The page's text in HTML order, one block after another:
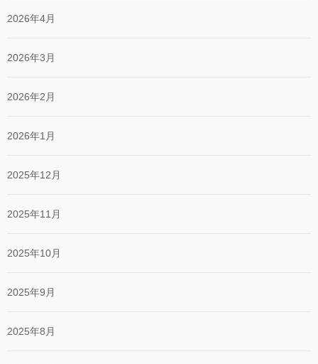
2026年4月
2026年3月
2026年2月
2026年1月
2025年12月
2025年11月
2025年10月
2025年9月
2025年8月